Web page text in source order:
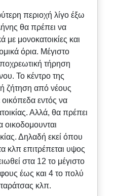
περιοχή λίγο έξω
θα πρέπει να
με μονοκατοικίες και
όρια. Μέγιστο
τήρηση
Το κέντρο της
ζήτηση από νέους
οικόπεδα εντός να
Αλλά, θα πρέπει
οικοδομουνται
Δηλαδή εκεί όπου
κλπ επιτρέπεται υψος
στα 12 το μέγιστο
έως και 4 το πολύ
κλπ.